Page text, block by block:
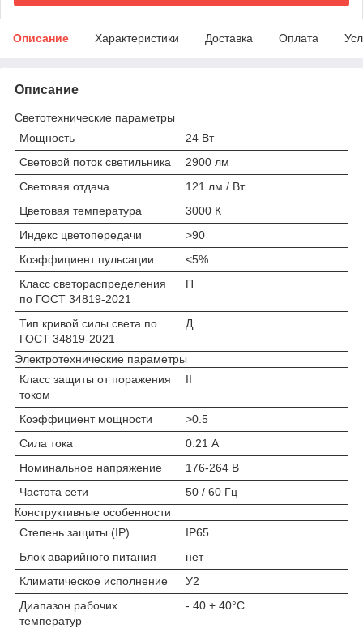
Описание Характеристики Доставка Оплата
Описание
Светотехнические параметры
Мощность
24 Вт
Световой поток светильника
2900 лм
Световая отдача
121 лм / Вт
Цветовая температура
3000 К
Индекс цветопередачи
>90
Коэффициент пульсации
<5%
Класс светораспределения
по ГОСТ 34819-2021
П
Тип кривой силы света по
ГОСТ 34819-2021
Д
Электротехнические параметры
Класс защиты от поражения
током
II
Коэффициент мощности
>0.5
Сила тока
0.21 А
Номинальное напряжение
176-264 В
Частота сети
50 / 60 Гц
Конструктивные особенности
Степень защиты (IP)
IP65
Блок аварийного питания
нет
Климатическое исполнение
У2
Диапазон рабочих
температур
- 40 + 40°C